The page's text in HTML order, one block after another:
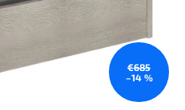
€685
–14 %